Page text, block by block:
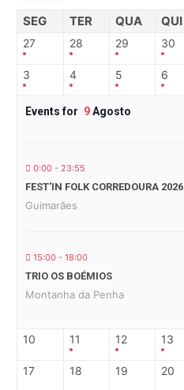
SEG TER QUA QUI
27 28 29 30
3 4 5 6
Events for 9Agosto
0:00 - 23:55
FEST’IN FOLK CORREDOURA 2026
Guimarães
15:00 - 18:00
TRIO OS BOÉMIOS
Montanha da Penha
10 11 12 13
17 18 19 20